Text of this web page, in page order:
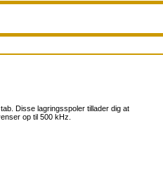
Disse lagringsspoler tillader dig at
op til 500 kHz.